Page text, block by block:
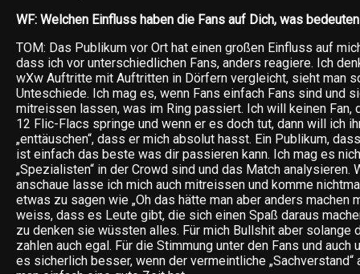
WF: Welchen Einfluss haben die Fans auf Dich, was
TOM: Das Publikum vor Ort hat einen großen Einfluss auf
dass ich vor unterschiedlichen Fans, anders reagiere. Ich
wXw Auftritte mit Auftritten in Dörfern vergleicht, sieht man
Unteschiede. Ich mag es, wenn Fans einfach Fans sind und
mitreissen lassen, was im Ring passiert. Ich will keinen Fan,
12 Flic-Flacs springe und wenn er es doch tut, dann will ich
„enttäuschen“, dass er mich absolut hasst. Ein Publikum,
ist einfach das beste was dir passieren kann. Ich mag es
„Spezialisten“ in der Crowd sind und das Match analysieren.
anschaue lasse ich mich auch mitreissen und komme
etwas zu sagen wie „Oh das hätte man aber anders machen
weiss, dass es Leute gibt, die sich einen Spaß daraus
zu denken sie wüssten alles. Für mich Bullshit aber solange
zahlen auch egal. Für die Stimmung unter den Fans und auch
es sicherlich besser, wenn der vermeintliche